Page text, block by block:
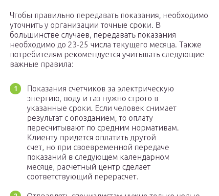
Чтобы правильно передавать показания, необходимо
уточнить у организации точные сроки. В
большинстве случаев, передавать показания
необходимо до 23-25 числа текущего месяца. Также
потребителям рекомендуется учитывать следующие
важные правила:
Показания счетчиков за электрическую
энергию, воду и газ нужно строго в
указанные сроки. Если человек снимает
результат с опозданием, то оплату
пересчитывают по средним нормативам.
Клиенту придется оплатить другой
счет, но при своевременной передаче
показаний в следующем календарном
месяце, расчетный центр сделает
соответствующий перерасчет.